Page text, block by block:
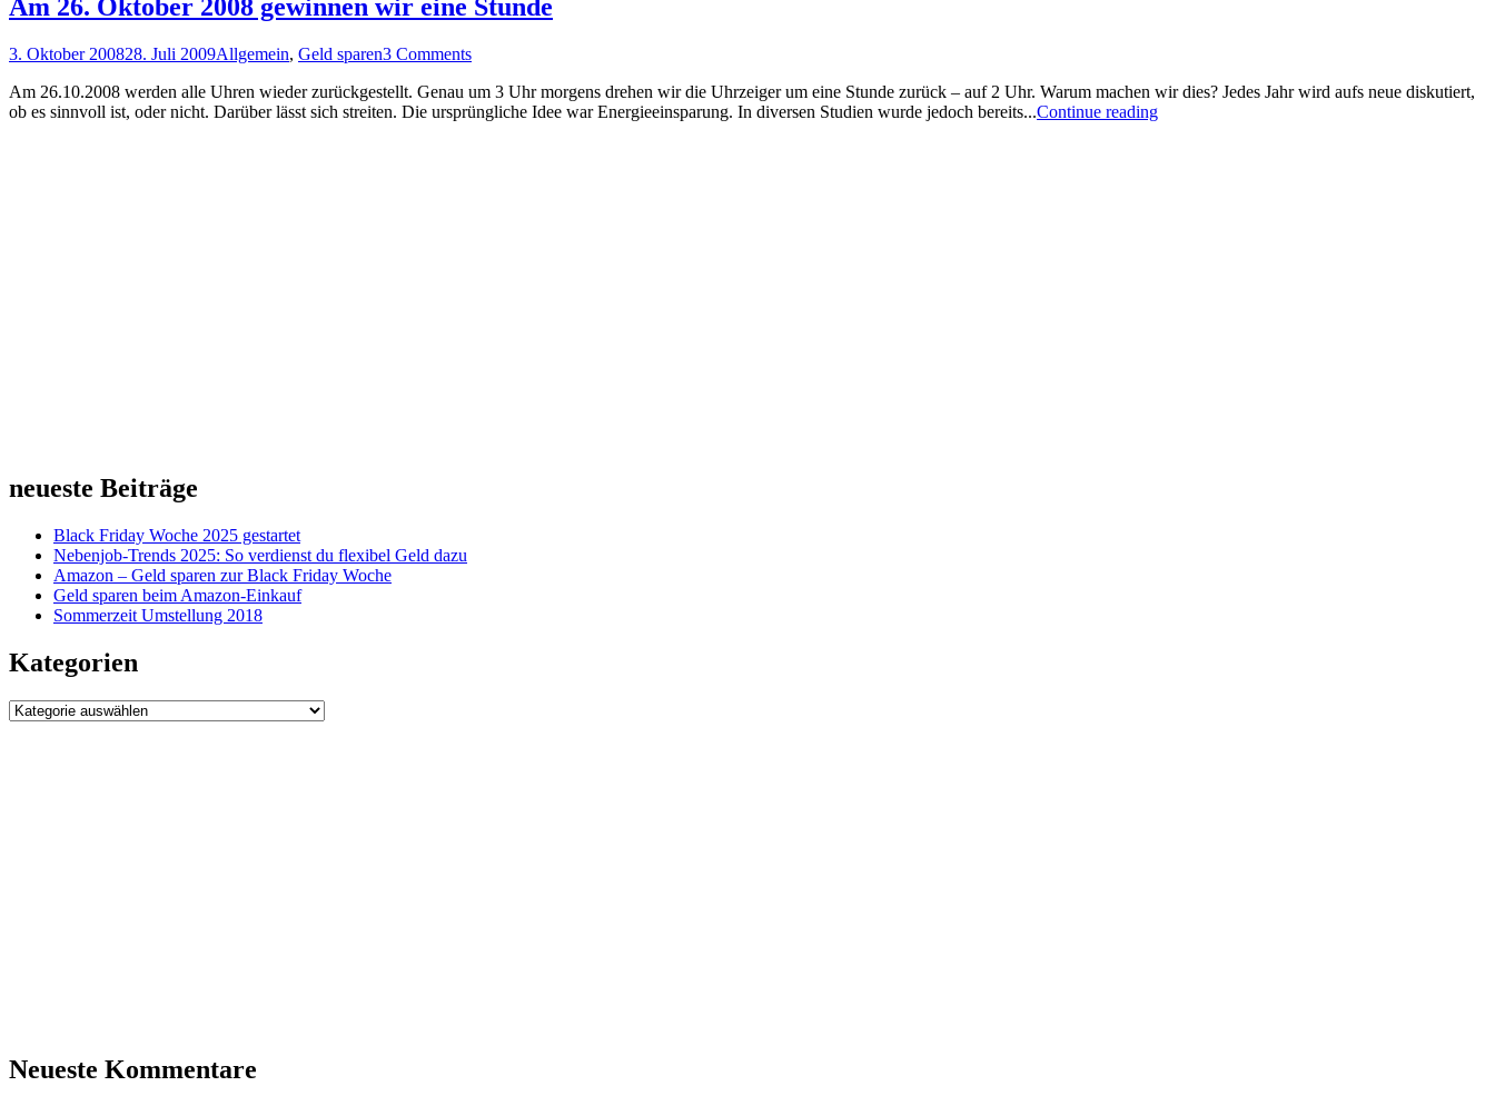
Am 26. Oktober 2008 gewinnen wir eine Stunde
3. Oktober 200828. Juli 2009Allgemein, Geld sparen3 Comments
Am 26.10.2008 werden alle Uhren wieder zurückgestellt. Genau um 3 Uhr morgens drehen wir die Uhrzeiger um eine Stunde zurück – auf 2 Uhr. Warum machen wir dies? Jedes Jahr wird aufs neue diskutiert,
ob es sinnvoll ist, oder nicht. Darüber lässt sich streiten. Die ursprüngliche Idee war Energieeinsparung. In diversen Studien wurde jedoch bereits...Continue reading
neueste Beiträge
Black Friday Woche 2025 gestartet
Nebenjob-Trends 2025: So verdienst du flexibel Geld dazu
Amazon – Geld sparen zur Black Friday Woche
Geld sparen beim Amazon-Einkauf
Sommerzeit Umstellung 2018
Kategorien
Kategorien
Neueste Kommentare